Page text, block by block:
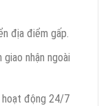
địa điểm gấp.
nhận ngoài
hoạt động 24/7